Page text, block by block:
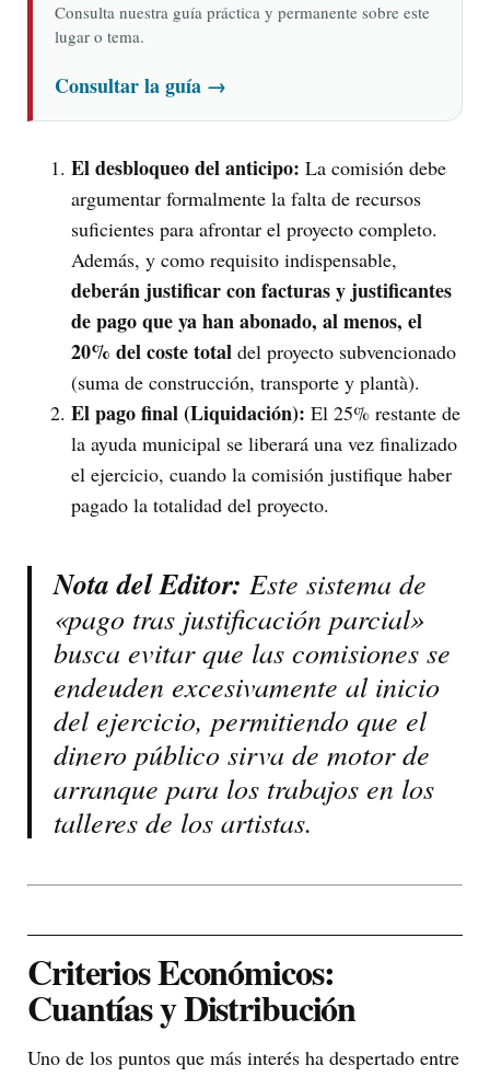
Consulta nuestra guía práctica y permanente sobre este
lugar o tema.
Consultar la guía →
El desbloqueo del anticipo: La comisión debe
argumentar formalmente la falta de recursos
suficientes para afrontar el proyecto completo.
Además, y como requisito indispensable,
deberán justificar con facturas y justificantes
de pago que ya han abonado, al menos, el
20% del coste total del proyecto subvencionado
(suma de construcción, transporte y plantà).
El pago final (Liquidación): El 25% restante de
la ayuda municipal se liberará una vez finalizado
el ejercicio, cuando la comisión justifique haber
pagado la totalidad del proyecto.
Nota del Editor: Este sistema de
«pago tras justificación parcial»
busca evitar que las comisiones se
endeuden excesivamente al inicio
del ejercicio, permitiendo que el
dinero público sirva de motor de
arranque para los trabajos en los
talleres de los artistas.
Criterios Económicos:
Cuantías y Distribución
Uno de los puntos que más interés ha despertado entre